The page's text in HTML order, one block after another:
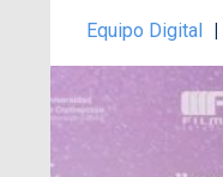
Equipo Digital